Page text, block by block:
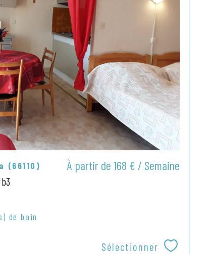
(66110) À partir de 168 € / Semaine
de bain
Sélectionner